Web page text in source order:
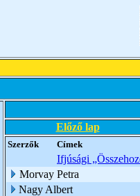
Előző lap
Szerzők Címek
Ifjúsági
Morvay Petra
Nagy Albert